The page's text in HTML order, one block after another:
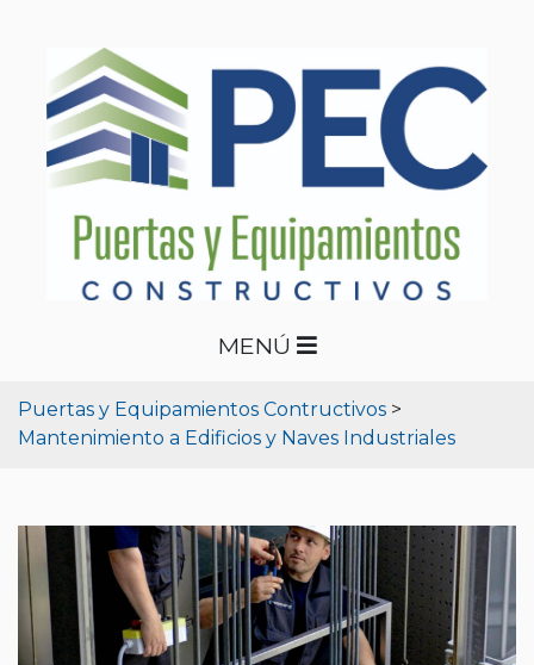
MENÚ
Puertas y Equipamientos Contructivos >
Mantenimiento a Edificios y Naves Industriales